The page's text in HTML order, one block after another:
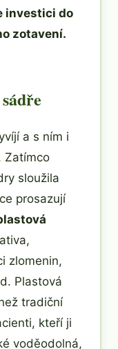
investici do
zotavení.
a s ním i
Zatímco
sloužila
prosazují
zlomenin,
Plastová
tradiční
kteří ji
voděodolná,